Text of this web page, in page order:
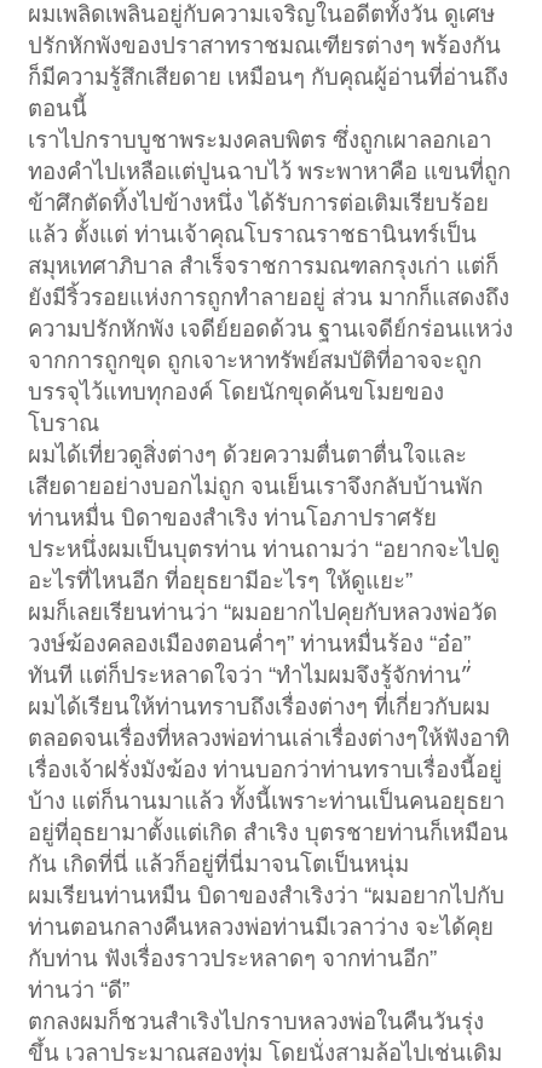
ผมเพลิดเพลินอยู่กับความเจริญในอดีตทั้งวัน ดูเศษ
ปรักหักพังของปราสาทราชมณเฑียรต่างๆ พร้องกัน
ก็มีความรู้สึกเสียดาย เหมือนๆ กับคุณผู้อ่านที่อ่านถึง
ตอนนี้
เราไปกราบบูชาพระมงคลบพิตร ซึ่งถูกเผาลอกเอา
ทองคำไปเหลือแต่ปูนฉาบไว้ พระพาหาคือ แขนที่ถูก
ข้าศึกตัดทิ้งไปข้างหนึ่ง ได้รับการต่อเติมเรียบร้อย
แล้ว ตั้งแต่ ท่านเจ้าคุณโบราณราชธานินทร์เป็น
สมุหเทศาภิบาล สำเร็จราชการมณฑลกรุงเก่า แต่ก็
ยังมีริ้วรอยแห่งการถูกทำลายอยู่ ส่วน มากก็แสดงถึง
ความปรักหักพัง เจดีย์ยอดด้วน ฐานเจดีย์กร่อนแหว่ง
จากการถูกขุด ถูกเจาะหาทรัพย์สมบัติที่อาจจะถูก
บรรจุไว้แทบทุกองค์ โดยนักขุดค้นขโมยของ
โบราณ
ผมได้เที่ยวดูสิ่งต่างๆ ด้วยความตื่นตาตื่นใจและ
เสียดายอย่างบอกไม่ถูก จนเย็นเราจึงกลับบ้านพัก
ท่านหมื่น บิดาของสำเริง ท่านโอภาปราศรัย
ประหนึ่งผมเป็นบุตรท่าน ท่านถามว่า “อยากจะไปดู
อะไรที่ไหนอีก ที่อยุธยามีอะไรๆ ให้ดูแยะ”
ผมก็เลยเรียนท่านว่า “ผมอยากไปคุยกับหลวงพ่อวัด
วงษ์ฆ้องคลองเมืองตอนค่ำๆ” ท่านหมื่นร้อง “อ๋อ”
ทันที แต่ก็ประหลาดใจว่า “ทำไมผมจึงรู้จักท่าน”่
ผมได้เรียนให้ท่านทราบถึงเรื่องต่างๆ ที่เกี่ยวกับผม
ตลอดจนเรื่องที่หลวงพ่อท่านเล่าเรื่องต่างๆให้ฟังอาทิ
เรื่องเจ้าฝรั่งมังฆ้อง ท่านบอกว่าท่านทราบเรื่องนี้อยู่
บ้าง แต่ก็นานมาแล้ว ทั้งนี้เพราะท่านเป็นคนอยุธยา
อยู่ที่อุธยามาตั้งแต่เกิด สำเริง บุตรชายท่านก็เหมือน
กัน เกิดที่นี่ แล้วก็อยู่ที่นี่มาจนโตเป็นหนุ่ม
ผมเรียนท่านหมืน บิดาของสำเริงว่า “ผมอยากไปกับ
ท่านตอนกลางคืนหลวงพ่อท่านมีเวลาว่าง จะได้คุย
กับท่าน ฟังเรื่องราวประหลาดๆ จากท่านอีก”
ท่านว่า “ดี”
ตกลงผมก็ชวนสำเริงไปกราบหลวงพ่อในคืนวันรุ่ง
ขึ้น เวลาประมาณสองทุ่ม โดยนั่งสามล้อไปเช่นเดิม